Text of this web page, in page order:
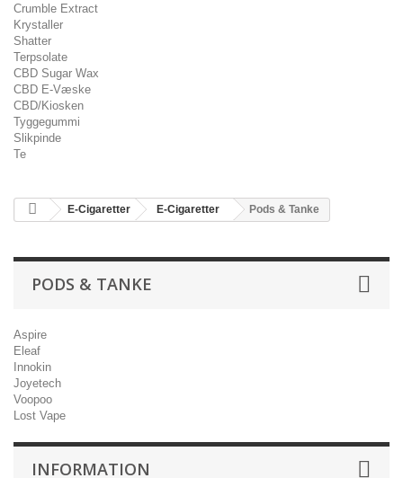
Crumble Extract
Krystaller
Shatter
Terpsolate
CBD Sugar Wax
CBD E-Væske
CBD/Kiosken
Tyggegummi
Slikpinde
Te
E-Cigaretter E-Cigaretter Pods & Tanke
PODS & TANKE
Aspire
Eleaf
Innokin
Joyetech
Voopoo
Lost Vape
INFORMATION